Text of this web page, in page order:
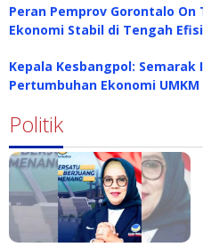
Peran Pemprov Gorontalo
Ekonomi Stabil di Tengah
Kepala Kesbangpol: Semarak
Pertumbuhan Ekonomi UMKM
Politik